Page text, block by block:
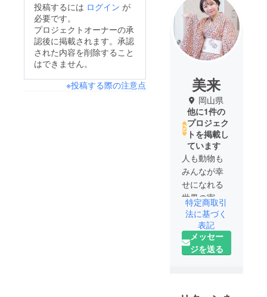
投稿するには ログイン が
必要です。
プロジェクトオーナーの承
認後に掲載されます。承認
された内容を削除すること
はできません。
※投稿する際の注意点
美来
岡山県
他に1件の
プロジェク
トを掲載し
ています
人も動物も
みんなが幸
せになれる
世界の実現
を目指して
出来る事か
らコツコツ
と行ってま
特定商取引
法に基づく
表記
メッセー
ジを送る